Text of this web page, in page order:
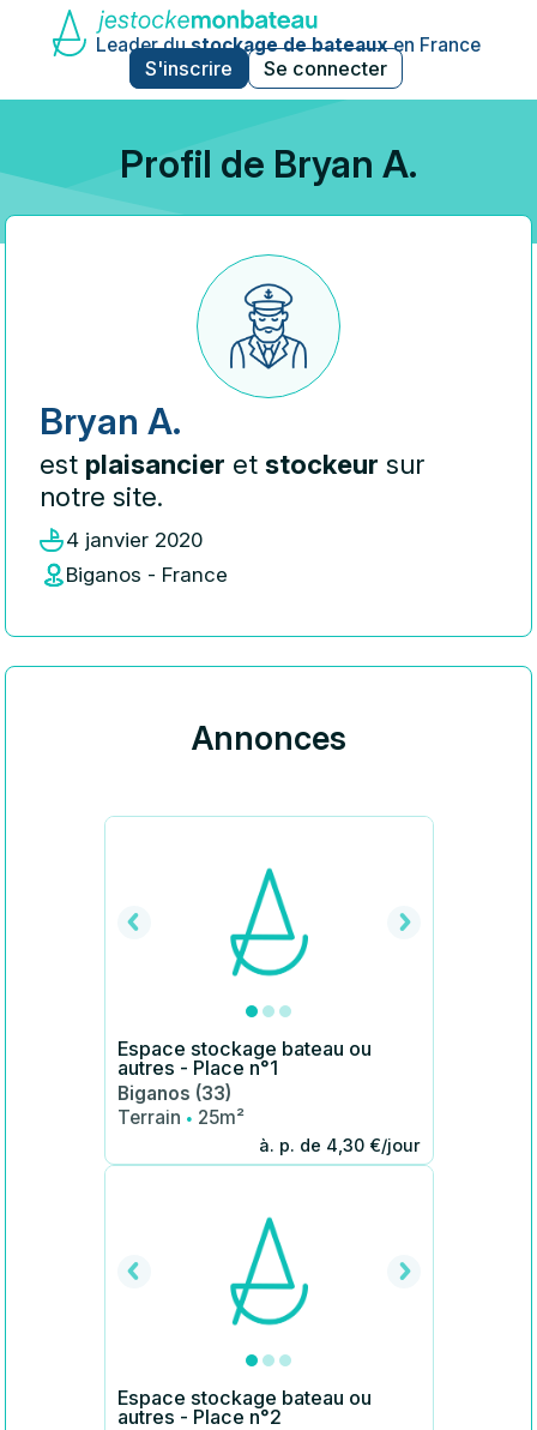
Leader dustockage de bateauxen France
S'inscrire Se connecter
Profil de Bryan A.
Bryan A.
est plaisancier etstockeur sur
notre site.
4 janvier 2020
Biganos - France
Annonces
Espace stockage bateau ou
autres - Place n°1
Biganos (33)
Terrain · 25m²
à. p. de 4,30 €/jour
Espace stockage bateau ou
autres - Place n°2